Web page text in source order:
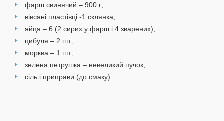
фарш свинячий – 900 г;
вівсяні пластівці -1 склянка;
яйця – 6 (2 сирих у фарш і 4 зварених);
цибуля – 2 шт.;
морква – 1 шт.;
зелена петрушка – невеликий пучок;
сіль і приправи (до смаку).